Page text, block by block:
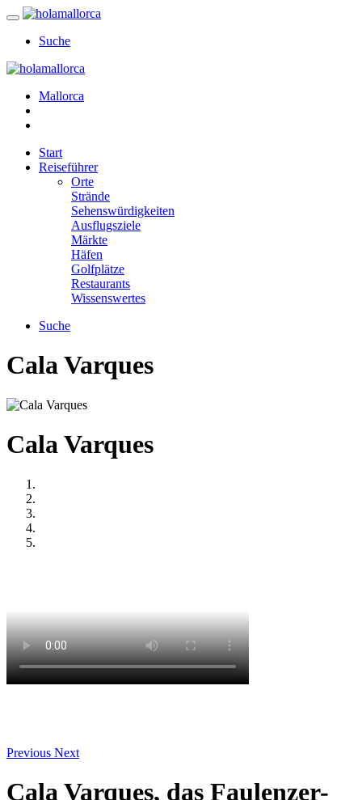
Suche
Mallorca
Start
Reiseführer
Orte
Strände
Sehenswürdigkeiten
Ausflugsziele
Märkte
Häfen
Golfplätze
Restaurants
Wissenswertes
Suche
Cala Varques
Cala Varques
Previous Next
Cala Varques, das Faulenzer-